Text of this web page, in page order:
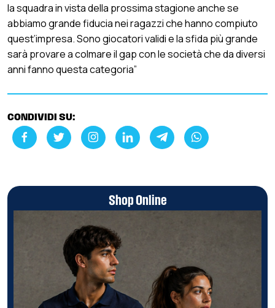
la squadra in vista della prossima stagione anche se
abbiamo grande fiducia nei ragazzi che hanno compiuto
quest’impresa. Sono giocatori validi e la sfida più grande
sarà provare a colmare il gap con le società che da diversi
anni fanno questa categoria”
CONDIVIDI SU:
Shop Online